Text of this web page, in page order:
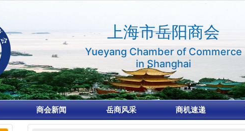
上海市岳阳商会
Yueyang Chamber of Commerce
in Shanghai
商会新闻 岳商风采 商机速递